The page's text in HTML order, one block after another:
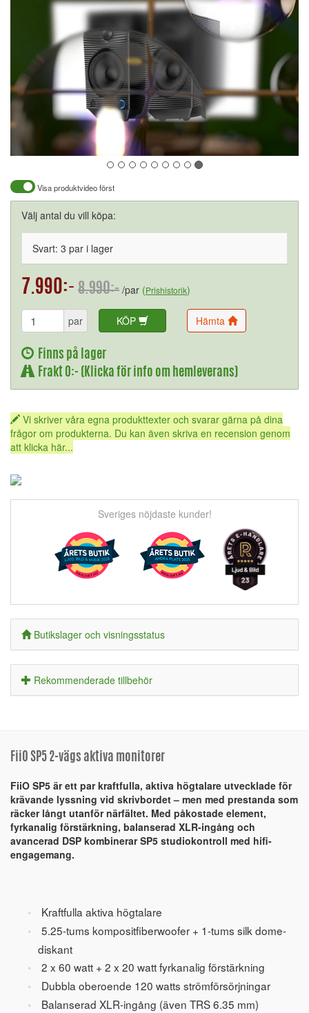
Visa produktvideo först
Välj antal du vill köpa:
Svart: 3 par i lager
7.990:- 8.990:- /par (Prishistorik)
par KÖP Hämta
Finns på lager
Frakt 0:- (Klicka för info om hemleverans)
Vi skriver våra egna produkttexter och svarar gärna på dina
frågor om produkterna. Du kan även skriva en recension genom
att klicka här...
Sveriges nöjdaste kunder!
Butikslager och visningsstatus
Rekommenderade tillbehör
FiiO SP5 2-vägs aktiva monitorer
FiiO SP5 är ett par kraftfulla, aktiva högtalare utvecklade för
krävande lyssning vid skrivbordet – men med prestanda som
räcker långt utanför närfältet. Med påkostade element,
fyrkanalig förstärkning, balanserad XLR-ingång och
avancerad DSP kombinerar SP5 studiokontroll med hifi-
engagemang.
Kraftfulla aktiva högtalare
5.25-tums kompositfiberwoofer + 1-tums silk dome-
diskant
2 x 60 watt + 2 x 20 watt fyrkanalig förstärkning
Dubbla oberoende 120 watts strömförsörjningar
Balanserad XLR-ingång (även TRS 6.35 mm)